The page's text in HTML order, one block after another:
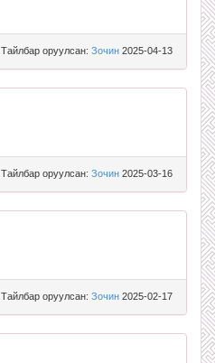
Тайлбар оруулсан: Зочин 2025-04-13
Тайлбар оруулсан: Зочин 2025-03-16
Тайлбар оруулсан: Зочин 2025-02-17